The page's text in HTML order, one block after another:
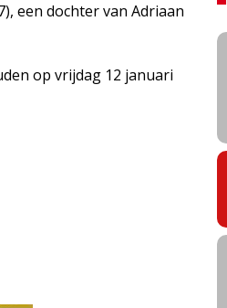
een dochter van Adriaan
op vrijdag 12 januari